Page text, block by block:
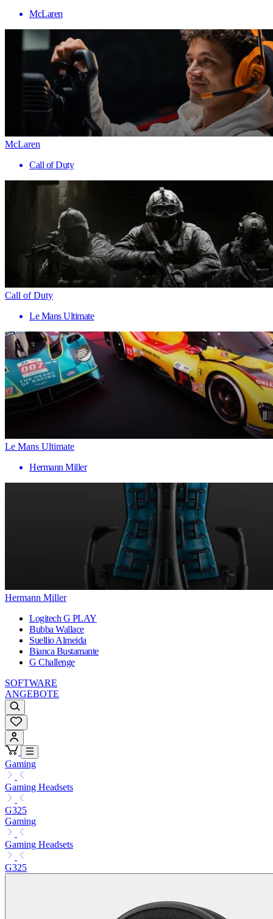
McLaren
McLaren
Call of Duty
Call of Duty
Le Mans Ultimate
Le Mans Ultimate
Hermann Miller
Hermann Miller
Logitech G PLAY
Bubba Wallace
Suellio Almeida
Bianca Bustamante
G Challenge
SOFTWARE
ANGEBOTE
Gaming
Gaming Headsets
G325
Gaming
Gaming Headsets
G325